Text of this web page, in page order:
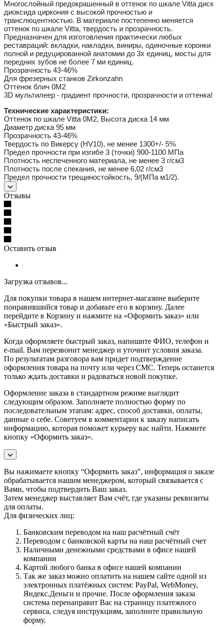
Многослойный предокрашенный в оттенок по шкале Vitta диск
диоксида циркония с высокой прочностью и
транслюцентностью. В материале постепенно меняется
оттенок по шкале Vitta, твердость и прозрачность.
Предназначен для изготовления практически любых
реставраций: вкладки, накладки, виниры, одиночные коронки
полной и редуцированной анатомии до 3х единиц, мосты для
передних зубов не более 7 ми единиц.
Прозрачность 43-46%
Для фрезерных станков Zirkonzahn
Оттенок блич 0M2
3D мультилеер - градиент прочности, прозрачности и оттенка!
Технические характеристики:
Оттенок по шкале Vitta 0M2, Высота диска 14 мм
Диаметр диска 95 мм
Прозрачность 43-46%
Твердость по Викерсу (HV10), не менее 1300+/- 5%
Предел прочности при изгибе 3 (точки) 900-1100 МПа
Плотность неспеченного материала, не менее 3 г/см3
Плотность после спекания, не менее 6,02 г/см3
Предел прочности трещиностойкость, 9/(МПа м1/2).
Отзывы
Оставить отзыв
Загрузка отзывов...
Для покупки товара в нашем интернет-магазине выберите
понравившийся товар и добавьте его в корзину. Далее
перейдите в Корзину и нажмите на «Оформить заказ» или
«Быстрый заказ».
Когда оформляете быстрый заказ, напишите ФИО, телефон и
e-mail. Вам перезвонит менеджер и уточнит условия заказа.
По результатам разговора вам придет подтверждение
оформления товара на почту или через СМС. Теперь останется
только ждать доставки и радоваться новой покупке.
Оформление заказа в стандартном режиме выглядит
следующим образом. Заполняете полностью форму по
последовательным этапам: адрес, способ доставки, оплаты,
данные о себе. Советуем в комментарии к заказу написать
информацию, которая поможет курьеру вас найти. Нажмите
кнопку «Оформить заказ».
Вы нажимаете кнопку “Оформить заказ”, информация о заказе
обрабатывается нашим менеджером, который связывается с
Вами, чтобы подтвердить Ваш заказ.
Затем менеджер выставляет Вам счёт, где указаны реквизиты
для оплаты.
Для физических лиц:
Банковским переводом на наш расчётный счёт
Переводом с банковской карты на наш расчётный счет
Наличными денежными средствами в офисе нашей
компании
Картой любого банка в офисе нашей компании
Так же заказ можно оплатить на нашем сайте одной из
электронных платёжных систем: PayPal, WebMoney,
Яндекс.Деньги и прочие. После оформления заказа
система перенаправит Вас на страницу платежного
сервиса, следуя инструкциям, заполните правильную
форму.